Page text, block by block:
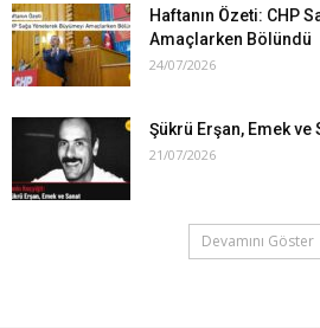
Haftanın Özeti: CHP
Amaçlarken Bölündü
24/07/2026
Şükrü Erşan, Emek ve
21/07/2026
Devamını Göster